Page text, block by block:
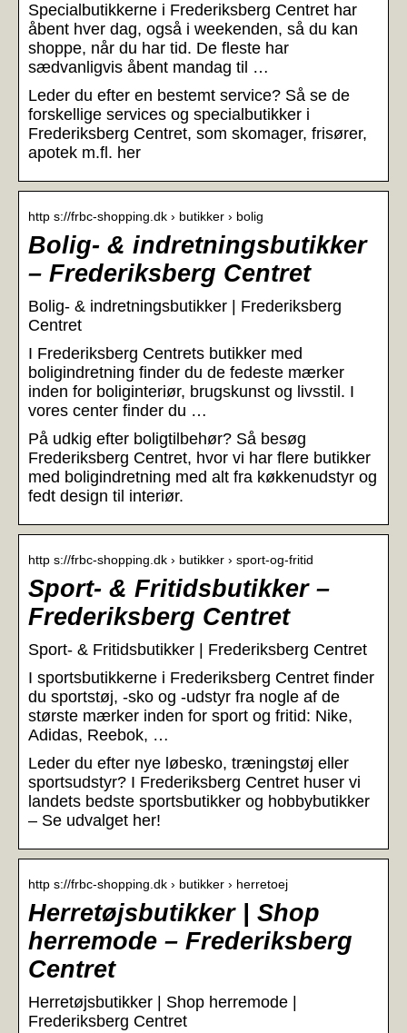
Specialbutikkerne i Frederiksberg Centret har
åbent hver dag, også i weekenden, så du kan
shoppe, når du har tid. De fleste har
sædvanligvis åbent mandag til …
Leder du efter en bestemt service? Så se de
forskellige services og specialbutikker i
Frederiksberg Centret, som skomager, frisører,
apotek m.fl. her
http s://frbc-shopping.dk › butikker › bolig
Bolig- & indretningsbutikker
– Frederiksberg Centret
Bolig- & indretningsbutikker | Frederiksberg
Centret
I Frederiksberg Centrets butikker med
boligindretning finder du de fedeste mærker
inden for boliginteriør, brugskunst og livsstil. I
vores center finder du …
På udkig efter boligtilbehør? Så besøg
Frederiksberg Centret, hvor vi har flere butikker
med boligindretning med alt fra køkkenudstyr og
fedt design til interiør.
http s://frbc-shopping.dk › butikker › sport-og-fritid
Sport- & Fritidsbutikker –
Frederiksberg Centret
Sport- & Fritidsbutikker | Frederiksberg Centret
I sportsbutikkerne i Frederiksberg Centret finder
du sportstøj, -sko og -udstyr fra nogle af de
største mærker inden for sport og fritid: Nike,
Adidas, Reebok, …
Leder du efter nye løbesko, træningstøj eller
sportsudstyr? I Frederiksberg Centret huser vi
landets bedste sportsbutikker og hobbybutikker
– Se udvalget her!
http s://frbc-shopping.dk › butikker › herretoej
Herretøjsbutikker | Shop
herremode – Frederiksberg
Centret
Herretøjsbutikker | Shop herremode |
Frederiksberg Centret